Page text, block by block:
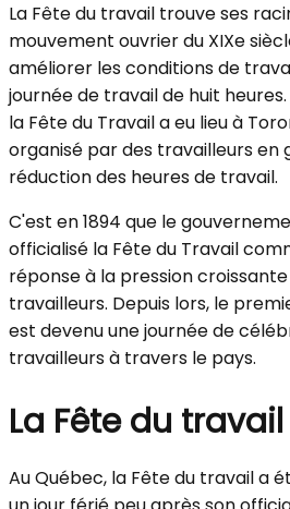
La Fête du travail trouve ses
mouvement ouvrier du XIXe
améliorer les conditions de
journée de travail de huit
la Fête du Travail a eu lieu à
organisé par des travailleurs
réduction des heures de travail.
C'est en 1894 que le
officialisé la Fête du Travail
réponse à la pression
travailleurs. Depuis lors, le
est devenu une journée de
travailleurs à travers le pays.
La Fête du
Au Québec, la Fête du travail a